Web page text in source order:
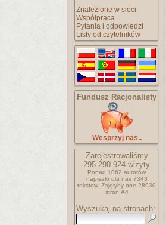
Znalezione w sieci
Współpraca
Pytania i odpowiedzi
Listy od czytelników
Fundusz Racjonalisty
Wesprzyj nas..
Zarejestrowaliśmy
295.290.924 wizyty
Ponad 1062 autorów
napisało dla nas 7343
tekstów. Zajęłyby one 28930
stron A4
Wyszukaj na stronach: